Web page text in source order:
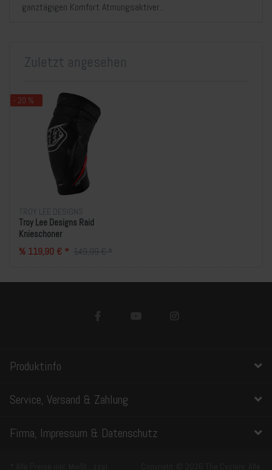
ganztägigen Komfort Atmungsaktiver...
Zuletzt angesehen
- 20 %
TROY LEE DESIGNS
Troy Lee Designs Raid
Knieschoner
% 119,90 € * 149,99 € *
Produktinfo
Service, Versand & Zahlung
Firma, Impressum & Datenschutz